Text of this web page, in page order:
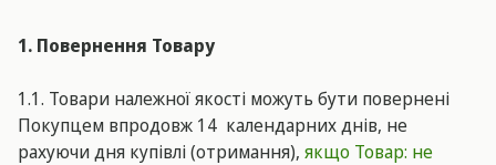
1. Повернення Товару
1.1. Товари належної якості можуть бути повернені
Покупцем впродовж 14 календарних днів, не
рахуючи дня купівлі (отримання), якщо Товар: не